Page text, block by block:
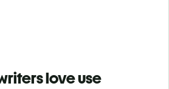
love use